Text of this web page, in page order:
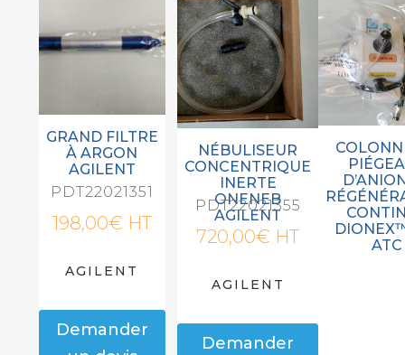
GRAND FILTRE
À ARGON
AGILENT
PDT22021351
198,00€ HT
AGILENT
Demander
NÉBULISEUR
CONCENTRIQUE
INERTE
ONENEB
AGILENT
PDT22021355
720,00€ HT
AGILENT
Demander
ATC